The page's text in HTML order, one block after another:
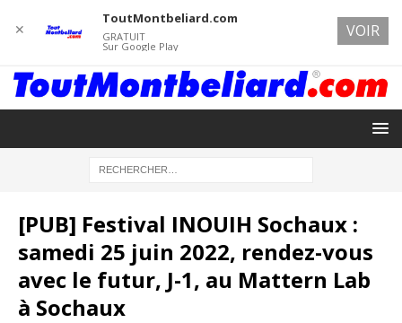
[PUB] Festival INOUIH Sochaux :
samedi 25 juin 2022, rendez-vous
avec le futur, J-1, au Mattern Lab
à Sochaux
✕
ToutMontbeliard.com
GRATUIT
Sur Google Play
VOIR